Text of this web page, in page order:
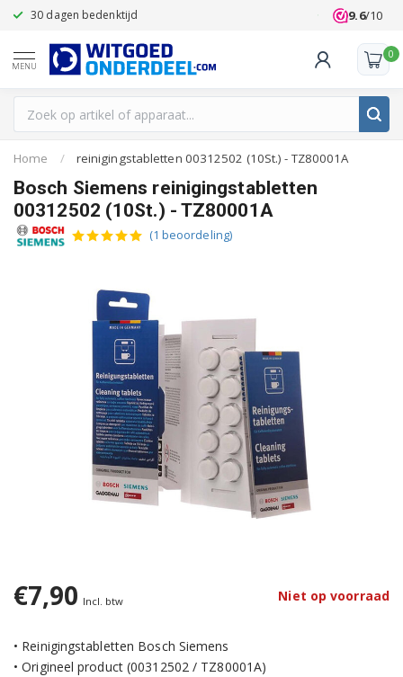
30 dagen bedenktijd Klanten
9.6/10
MENU
0
Home / reinigingstabletten 00312502 (10St.) - TZ80001A
Bosch Siemens reinigingstabletten
00312502 (10St.) - TZ80001A
(1 beoordeling)
€7,90 Incl. btw Niet op voorraad
• Reinigingstabletten Bosch Siemens
• Origineel product (00312502 / TZ80001A)